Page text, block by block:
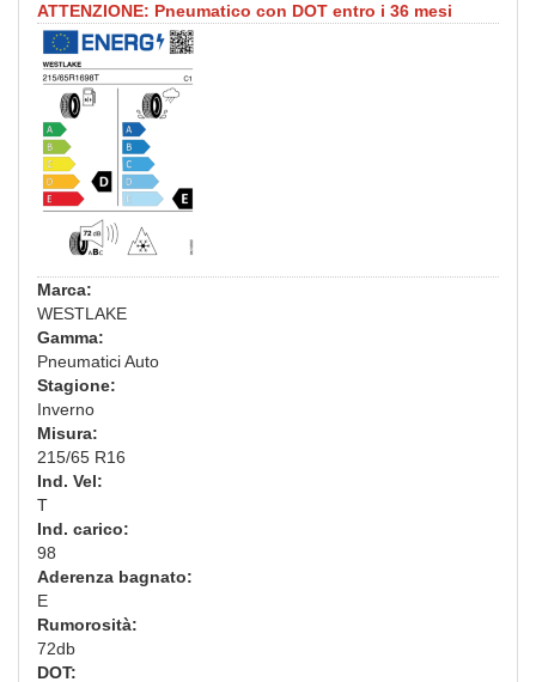
ATTENZIONE: Pneumatico con DOT entro i 36 mesi
Marca:
WESTLAKE
Gamma:
Pneumatici Auto
Stagione:
Inverno
Misura:
215/65 R16
Ind. Vel:
T
Ind. carico:
98
Aderenza bagnato:
E
Rumorosità:
72db
DOT: